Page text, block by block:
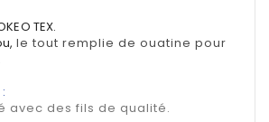
TEX.
le tout remplie de ouatine pour
:
avec des fils de qualité.